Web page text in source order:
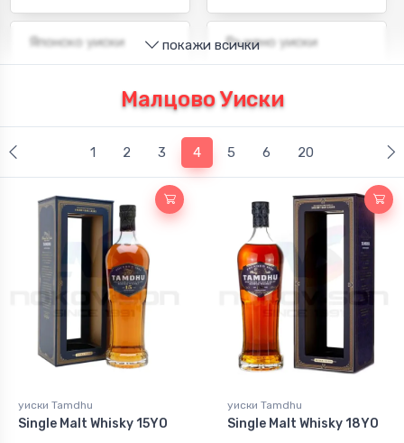
Японско уиски Ръжено уиски
Single malt уиски
покажи всички
Малцово Уиски
1 2 3 4(current)
5 6 20
уиски Tamdhu
Single Malt Whisky 15YO
уиски Tamdhu
Single Malt Whisky 18YO